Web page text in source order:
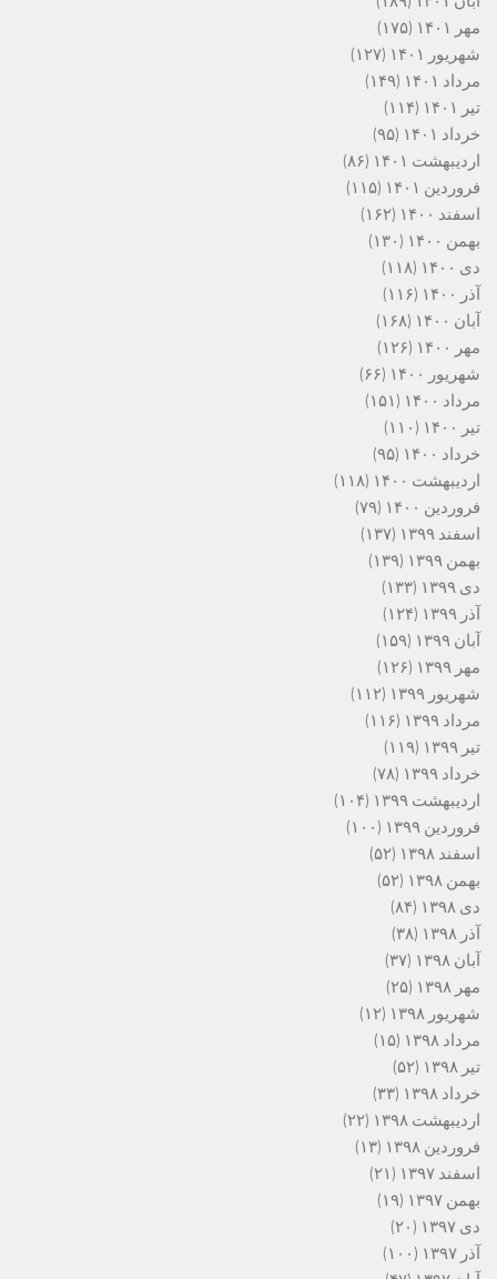
مهر ۱۴۰۱
(۱۷۵)
شهریور ۱۴۰۱
(۱۲۷)
مرداد ۱۴۰۱
(۱۴۹)
تیر ۱۴۰۱
(۱۱۴)
خرداد ۱۴۰۱
(۹۵)
اردیبهشت ۱۴۰۱
(۸۶)
فروردین ۱۴۰۱
(۱۱۵)
اسفند ۱۴۰۰
(۱۶۲)
بهمن ۱۴۰۰
(۱۳۰)
دی ۱۴۰۰
(۱۱۸)
آذر ۱۴۰۰
(۱۱۶)
آبان ۱۴۰۰
(۱۶۸)
مهر ۱۴۰۰
(۱۲۶)
شهریور ۱۴۰۰
(۶۶)
مرداد ۱۴۰۰
(۱۵۱)
تیر ۱۴۰۰
(۱۱۰)
خرداد ۱۴۰۰
(۹۵)
اردیبهشت ۱۴۰۰
(۱۱۸)
فروردین ۱۴۰۰
(۷۹)
اسفند ۱۳۹۹
(۱۳۷)
بهمن ۱۳۹۹
(۱۳۹)
دی ۱۳۹۹
(۱۳۳)
آذر ۱۳۹۹
(۱۲۴)
آبان ۱۳۹۹
(۱۵۹)
مهر ۱۳۹۹
(۱۲۶)
شهریور ۱۳۹۹
(۱۱۲)
مرداد ۱۳۹۹
(۱۱۶)
تیر ۱۳۹۹
(۱۱۹)
خرداد ۱۳۹۹
(۷۸)
اردیبهشت ۱۳۹۹
(۱۰۴)
فروردین ۱۳۹۹
(۱۰۰)
اسفند ۱۳۹۸
(۵۲)
بهمن ۱۳۹۸
(۵۲)
دی ۱۳۹۸
(۸۴)
آذر ۱۳۹۸
(۳۸)
آبان ۱۳۹۸
(۳۷)
مهر ۱۳۹۸
(۲۵)
شهریور ۱۳۹۸
(۱۲)
مرداد ۱۳۹۸
(۱۵)
تیر ۱۳۹۸
(۵۲)
خرداد ۱۳۹۸
(۳۳)
اردیبهشت ۱۳۹۸
(۲۲)
فروردین ۱۳۹۸
(۱۳)
اسفند ۱۳۹۷
(۲۱)
بهمن ۱۳۹۷
(۱۹)
دی ۱۳۹۷
(۲۰)
آذر ۱۳۹۷
(۱۰۰)